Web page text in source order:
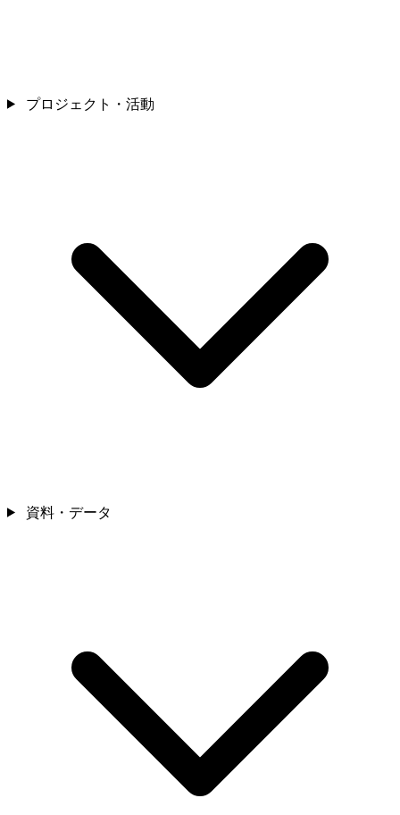
プロジェクト・活動
資料・データ